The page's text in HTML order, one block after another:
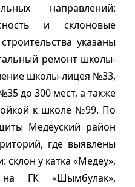
направлений:
и склоновые
указаны
ремонт школы-
школы-лицея №33,
до 300 мест, а также
к школе №99. По
Медеуский район
где выявлены
склон у катка «Медеу»,
на ГК «Шымбулак»,